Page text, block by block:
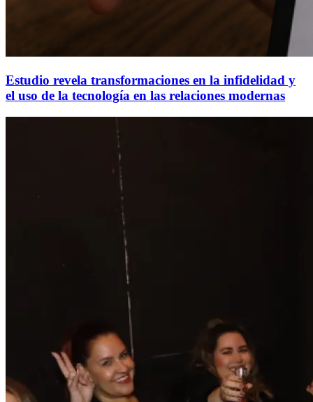
Estudio revela transformaciones en la infidelidad y
el uso de la tecnología en las relaciones modernas